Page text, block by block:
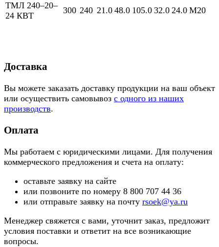
ТМЛ 240–20–
24 КВТ
300 240 21.0 48.0 105.0 32.0 24.0 М20
Доставка
Вы можете заказать доставку продукции на ваш объект
или осуществить самовывоз с одного из наших
производств.
Оплата
Мы работаем с юридическими лицами. Для получения
коммерческого предложения и счета на оплату:
оставьте заявку на сайте
или позвоните по номеру 8 800 707 44 36
или отправьте заявку на почту rsoek@ya.ru
Менеджер свяжется с вами, уточнит заказ, предложит
условия поставки и ответит на все возникающие
вопросы.